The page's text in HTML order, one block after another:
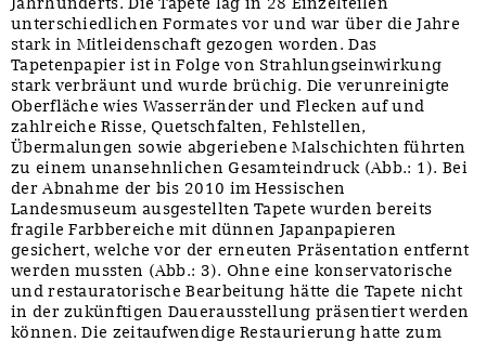
unterschiedlichen Formates vor und war über die Jahre
stark in Mitleidenschaft gezogen worden. Das
Tapetenpapier ist in Folge von Strahlungseinwirkung
stark verbräunt und wurde brüchig. Die verunreinigte
Oberfläche wies Wasserränder und Flecken auf und
zahlreiche Risse, Quetschfalten, Fehlstellen,
Übermalungen sowie abgeriebene Malschichten führten
zu einem unansehnlichen Gesamteindruck (Abb.: 1). Bei
der Abnahme der bis 2010 im Hessischen
Landesmuseum ausgestellten Tapete wurden bereits
fragile Farbbereiche mit dünnen Japanpapieren
gesichert, welche vor der erneuten Präsentation entfernt
werden mussten (Abb.: 3). Ohne eine konservatorische
und restauratorische Bearbeitung hätte die Tapete nicht
in der zukünftigen Dauerausstellung präsentiert werden
können. Die zeitaufwendige Restaurierung hatte zum